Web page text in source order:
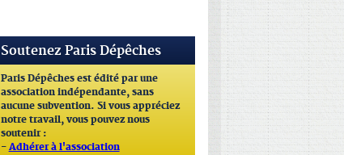
Soutenez Paris Dépêches
Paris Dépêches est édité par une
association indépendante, sans
aucune subvention. Si vous appréciez
notre travail, vous pouvez nous
soutenir :
- Adhérer à l'association